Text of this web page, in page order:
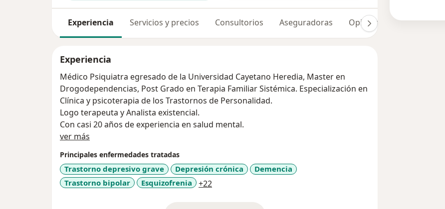
Experiencia Servicios y precios Consultorios Aseguradoras Opiniones (7)
Experiencia
Médico Psiquiatra egresado de la Universidad Cayetano Heredia, Master en
Drogodependencias, Post Grado en Terapia Familiar Sistémica. Especialización en
Clínica y psicoterapia de los Trastornos de Personalidad.
Logo terapeuta y Analista existencial.
Con casi 20 años de experiencia en salud mental.
ver más
Principales enfermedades tratadas
Trastorno depresivo grave Depresión crónica
Demencia
Trastorno bipolar
Esquizofrenia +22